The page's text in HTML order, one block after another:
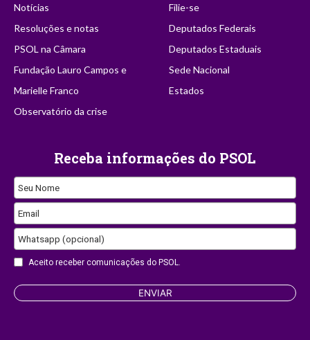
Notícias
Resoluções e notas
PSOL na Câmara
Fundação Lauro Campos e
Marielle Franco
Observatório da crise
Filie-se
Deputados Federais
Deputados Estaduais
Sede Nacional
Estados
Receba informações do PSOL
Seu Nome
Email
Whatsapp (opcional)
Aceito receber comunicações do PSOL.
Website
URL
ENVIAR